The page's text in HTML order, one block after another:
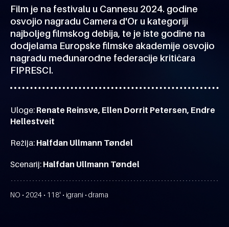
Film je na festivalu u Cannesu 2024. godine
osvojio nagradu Camera d'Or u kategoriji
najboljeg filmskog debija, te je iste godine na
dodjelama Europske filmske akademije osvojio
nagradu međunarodne federacije kritičara
FIPRESCI.
Uloge: Renate Reinsve, Ellen Dorrit Petersen, Endre
Hellestveit
Režija: Halfdan Ullmann Tøndel
Scenarij: Halfdan Ullmann Tøndel
NO • 2024 • 118' • igrani • drama